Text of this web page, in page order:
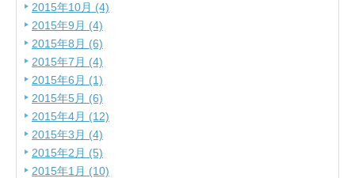
2015年10月 (4)
2015年9月 (4)
2015年8月 (6)
2015年7月 (4)
2015年6月 (1)
2015年5月 (6)
2015年4月 (12)
2015年3月 (4)
2015年2月 (5)
2015年1月 (10)